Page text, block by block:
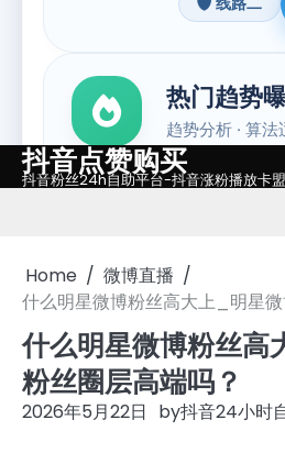
Skip
to
抖音点赞购买
抖音粉丝24h自助平台-抖音涨粉播放卡
Home
微博直播
什么明星微博粉丝高大上_明星
什么明星微博粉丝高
粉丝圈层高端吗？
2026年5月22日 by抖音24小时